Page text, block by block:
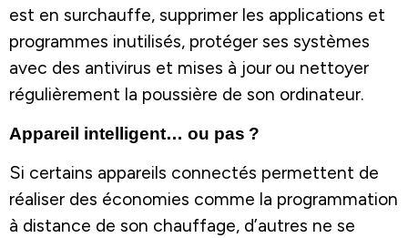
est en surchauffe, supprimer les applications et
programmes inutilisés, protéger ses systèmes
avec des antivirus et mises à jour ou nettoyer
régulièrement la poussière de son ordinateur.
Appareil intelligent… ou pas ?
Si certains appareils connectés permettent de
réaliser des économies comme la programmation
à distance de son chauffage, d’autres ne se